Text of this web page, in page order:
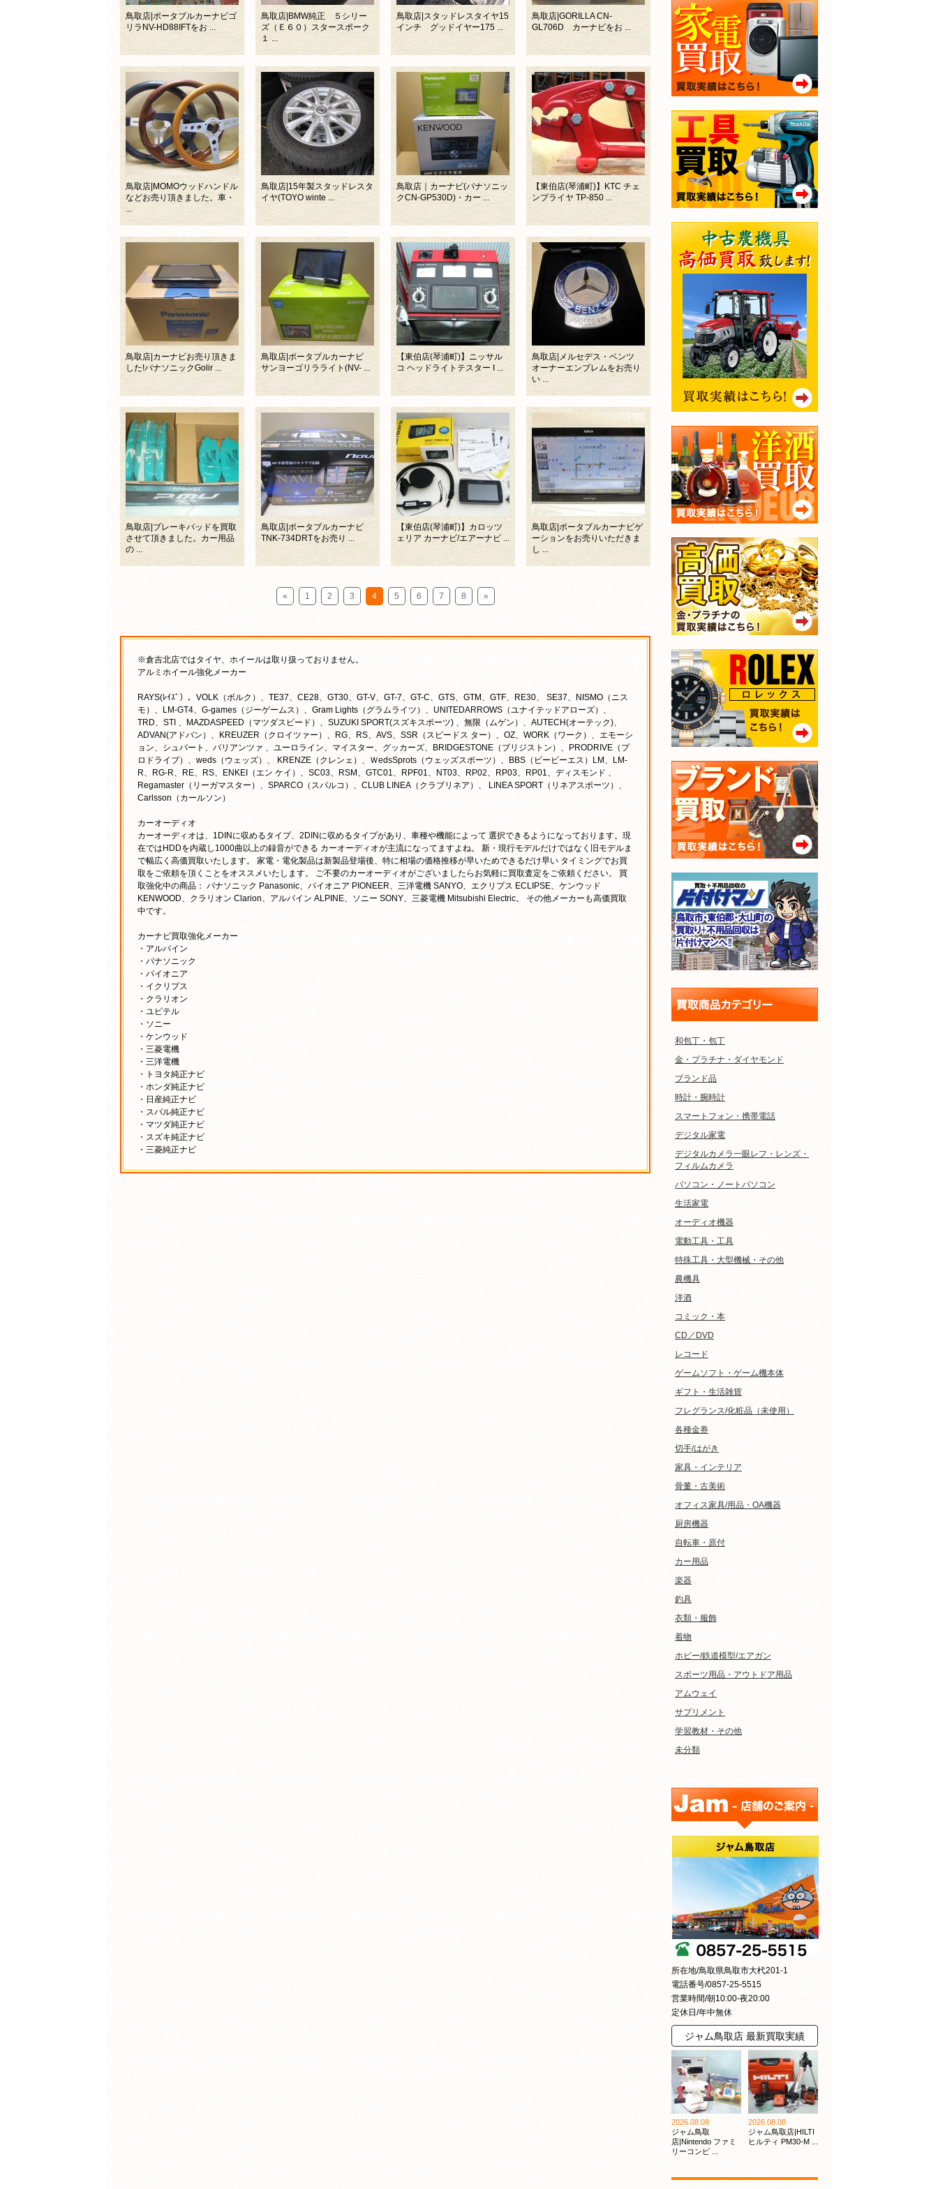
鳥取店|ポータブルカーナビゴ
リラNV-HD88IFTをお ...
鳥取店|BMW純正 ５シリー
ズ（Ｅ６０）スタースポーク
１ ...
鳥取店|スタッドレスタイヤ15
インチ グッドイヤー175 ...
鳥取店|GORILLA CN-
GL706D カーナビをお ...
鳥取店|MOMOウッドハンドル
などお売り頂きました。車・
...
鳥取店|15年製スタッドレスタ
イヤ(TOYO winte ...
鳥取店｜カーナビ(パナソニッ
クCN-GP530D)・カー ...
【東伯店(琴浦町)】KTC チェ
ンプライヤ TP-850 ...
鳥取店|カーナビお売り頂きま
した!パナソニックGolir ...
鳥取店|ポータブルカーナビ
サンヨーゴリラライト(NV- ...
【東伯店(琴浦町)】ニッサル
コ ヘッドライトテスター I ...
鳥取店|メルセデス・ベンツ
オーナーエンブレムをお売り
い ...
鳥取店|ブレーキパッドを買取
させて頂きました。カー用品
の ...
鳥取店|ポータブルカーナビ
TNK-734DRTをお売り ...
【東伯店(琴浦町)】カロッツ
ェリア カーナビ/エアーナビ ...
鳥取店|ポータブルカーナビゲ
ーションをお売りいただきま
し ...
« 1 2 3 4 5 6 7 8 »
※倉吉北店ではタイヤ、ホイールは取り扱っておりません。
アルミホイール強化メーカー
RAYS(ﾚｲｽﾞ）、VOLK（ボルク）、TE37、CE28、GT30、GT-V、GT-7、GT-C、GTS、GTM、GTF、RE30、 SE37、NISMO（ニス
モ）、LM-GT4、G-games（ジーゲームス）、Gram Lights（グラムライツ）、UNITEDARROWS（ユナイテッドアローズ）、
TRD、STI 、MAZDASPEED（マツダスピード）、SUZUKI SPORT(スズキスポーツ) 、無限（ムゲン）、AUTECH(オーテック)、
ADVAN(アドバン）、KREUZER（クロイツァー）、RG、RS、AVS、SSR（スピードス ター）、OZ、WORK（ワーク）、エモーシ
ョン、シュバート、バリアンツァ 、ユーロライン、マイスター、グッカーズ、BRIDGESTONE（ブリジストン）、PRODRIVE（プ
ロドライブ）、weds（ウェッズ）、 KRENZE（クレンェ）、ＷedsSprots（ウェッズスポーツ）、BBS（ビービーエス）LM、LM-
R、RG-R、RE、RS、ENKEI（エン ケイ）、SC03、RSM、GTC01、RPF01、NT03、RP02、RP03、RP01、ディスモンド 、
Regamaster（リーガマスター）、SPARCO（スパルコ）、CLUB LINEA（クラブリネア）、 LINEA SPORT（リネアスポーツ）、
Carlsson（カールソン）
カーオーディオ
カーオーディオは、1DINに収めるタイプ、2DINに収めるタイプがあり、車種や機能によって 選択できるようになっております。現
在ではHDDを内蔵し1000曲以上の録音ができる カーオーディオが主流になってますよね。 新・現行モデルだけではなく旧モデルま
で幅広く高価買取いたします。 家電・電化製品は新製品登場後、特に相場の価格推移が早いためできるだけ早い タイミングでお買
取をご依頼を頂くことをオススメいたします。 ご不要のカーオーディオがございましたらお気軽に買取査定をご依頼ください。 買
取強化中の商品： パナソニック Panasonic、パイオニア PIONEER、三洋電機 SANYO、エクリプス ECLIPSE、ケンウッド
KENWOOD、クラリオン Clarion、アルパイン ALPINE、ソニー SONY、三菱電機 Mitsubishi Electric。 その他メーカーも高価買取
中です。
カーナビ買取強化メーカー
・アルパイン
・パナソニック
・パイオニア
・イクリプス
・クラリオン
・ユピテル
・ソニー
・ケンウッド
・三菱電機
・三洋電機
・トヨタ純正ナビ
・ホンダ純正ナビ
・日産純正ナビ
・スバル純正ナビ
・マツダ純正ナビ
・スズキ純正ナビ
・三菱純正ナビ
和包丁・包丁
金・プラチナ・ダイヤモンド
ブランド品
時計・腕時計
スマートフォン・携帯電話
デジタル家電
デジタルカメラ一眼レフ・レンズ・
フィルムカメラ
パソコン・ノートパソコン
生活家電
オーディオ機器
電動工具・工具
特殊工具・大型機械・その他
農機具
洋酒
コミック・本
CD／DVD
レコード
ゲームソフト・ゲーム機本体
ギフト・生活雑貨
フレグランス/化粧品（未使用）
各種金券
切手/はがき
家具・インテリア
骨董・古美術
オフィス家具/用品・OA機器
厨房機器
自転車・原付
カー用品
楽器
釣具
衣類・服飾
着物
ホビー/鉄道模型/エアガン
スポーツ用品・アウトドア用品
アムウェイ
サプリメント
学習教材・その他
未分類
所在地/鳥取県鳥取市大杙201-1
電話番号/0857-25-5515
営業時間/朝10:00-夜20:00
定休日/年中無休
ジャム鳥取店 最新買取実績
2026.08.08
ジャム鳥取
店|Nintendo ファミ
リーコンピ ...
2026.08.08
ジャム鳥取店|HILTI
ヒルティ PM30-M ...